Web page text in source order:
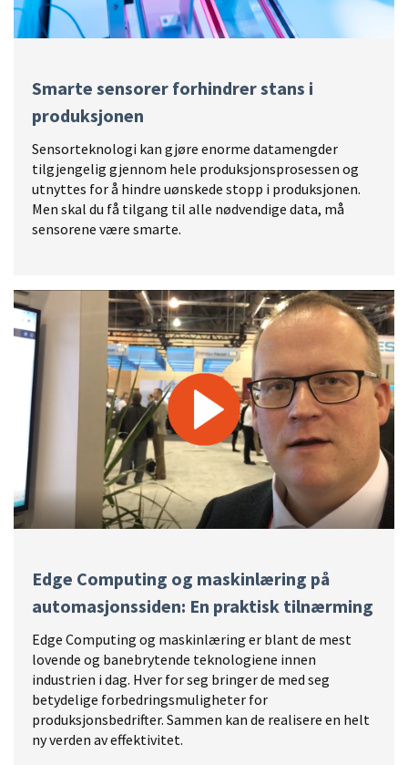
Smarte sensorer forhindrer stans i
produksjonen
Sensorteknologi kan gjøre enorme datamengder
tilgjengelig gjennom hele produksjonsprosessen og
utnyttes for å hindre uønskede stopp i produksjonen.
Men skal du få tilgang til alle nødvendige data, må
sensorene være smarte.
Edge Computing og maskinlæring på
automasjonssiden: En praktisk tilnærming
Edge Computing og maskinlæring er blant de mest
lovende og banebrytende teknologiene innen
industrien i dag. Hver for seg bringer de med seg
betydelige forbedringsmuligheter for
produksjonsbedrifter. Sammen kan de realisere en helt
ny verden av effektivitet.